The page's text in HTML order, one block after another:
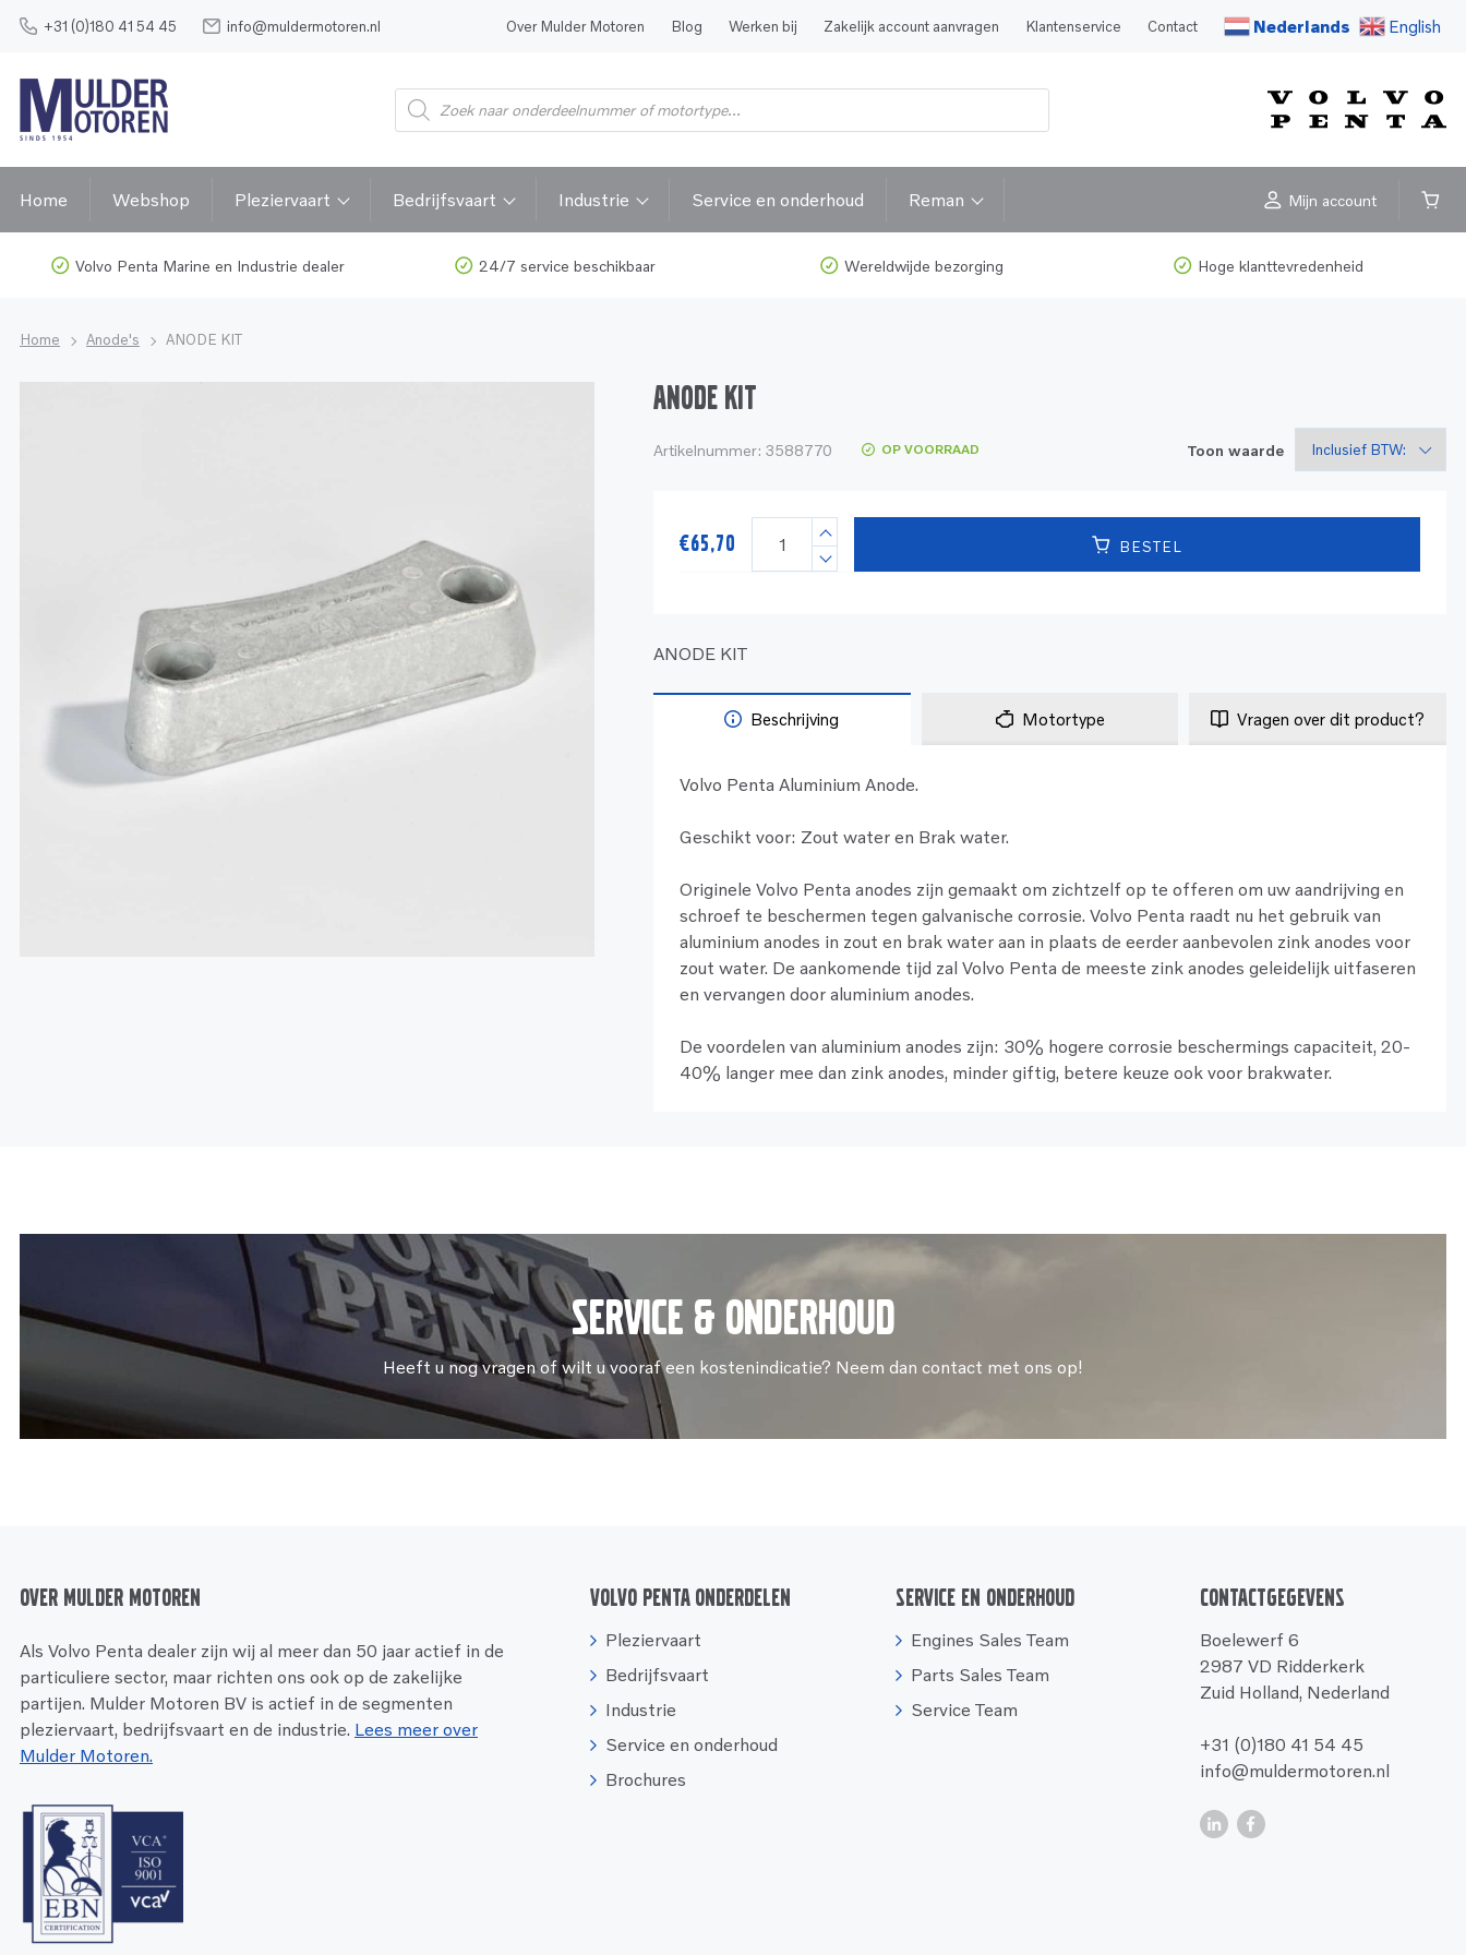
+31 (0)180 41 54 45 info@muldermotoren.nl Over Mulder Motoren Blog Werken bij Zakelijk account aanvragen Klantenservice Contact Nederlands English
Home Webshop Pleziervaart Bedrijfsvaart Industrie Service en onderhoud Reman Mijn account
Volvo Penta Marine en Industrie dealer 24/7 service beschikbaar Wereldwijde bezorging Hoge klanttevredenheid
Home Anode's ANODE KIT
ANODE KIT
Artikelnummer: 3588770 OP VOORRAAD Toon waarde
€65,70 BESTEL
ANODE KIT
Beschrijving Motortype Vragen over dit product?
Volvo Penta Aluminium Anode.
Geschikt voor: Zout water en Brak water.
Originele Volvo Penta anodes zijn gemaakt om zichtzelf op te offeren om uw aandrijving en
schroef te beschermen tegen galvanische corrosie. Volvo Penta raadt nu het gebruik van
aluminium anodes in zout en brak water aan in plaats de eerder aanbevolen zink anodes voor
zout water. De aankomende tijd zal Volvo Penta de meeste zink anodes geleidelijk uitfaseren
en vervangen door aluminium anodes.
De voordelen van aluminium anodes zijn: 30% hogere corrosie beschermings capaciteit, 20-
40% langer mee dan zink anodes, minder giftig, betere keuze ook voor brakwater.
Service & onderhoud
Heeft u nog vragen of wilt u vooraf een kostenindicatie? Neem dan contact met ons op!
Over Mulder Motoren
Als Volvo Penta dealer zijn wij al meer dan 50 jaar actief in de
particuliere sector, maar richten ons ook op de zakelijke
partijen. Mulder Motoren BV is actief in de segmenten
pleziervaart, bedrijfsvaart en de industrie. Lees meer over
Mulder Motoren.
Volvo Penta onderdelen
Pleziervaart
Bedrijfsvaart
Industrie
Service en onderhoud
Brochures
Service en onderhoud
Engines Sales Team
Parts Sales Team
Service Team
Contactgegevens
Boelewerf 6
2987 VD Ridderkerk
Zuid Holland, Nederland
+31 (0)180 41 54 45
info@muldermotoren.nl